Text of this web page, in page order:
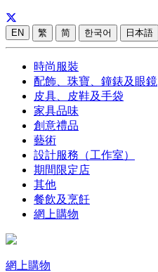
EN 繁 简 한국어 日本語
時尚服裝
配飾、珠寶、鐘錶及眼鏡
皮具、皮鞋及手袋
家具品味
創意禮品
藝術
設計服務（工作室）
期間限定店
其他
餐飲及烹飪
網上購物
網上購物